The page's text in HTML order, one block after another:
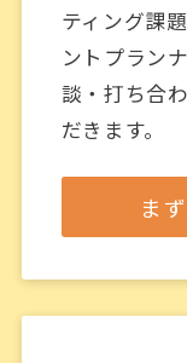
ティング課
ントプラン
談・打ち合
だきます。
ま